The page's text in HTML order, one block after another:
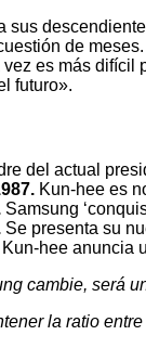
sus
de
es más difícil
futuro».
del actual
Kun-hee es
Samsung
Se presenta su
Kun-hee anuncia
cambie, será
la ratio